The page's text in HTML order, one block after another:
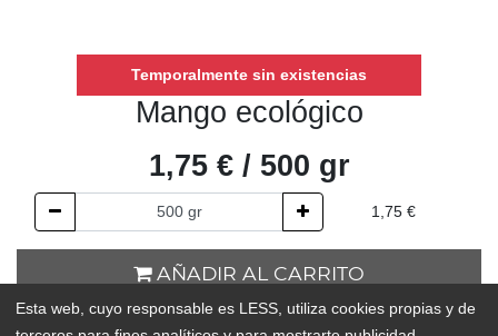
Temporalmente sin existencias
Mango ecológico
1,75€ / 500 gr
1,75 €
AÑADIR AL CARRITO
Temporalmente sin existencias
Esta web, cuyo responsable es LESS, utiliza cookies propias y de